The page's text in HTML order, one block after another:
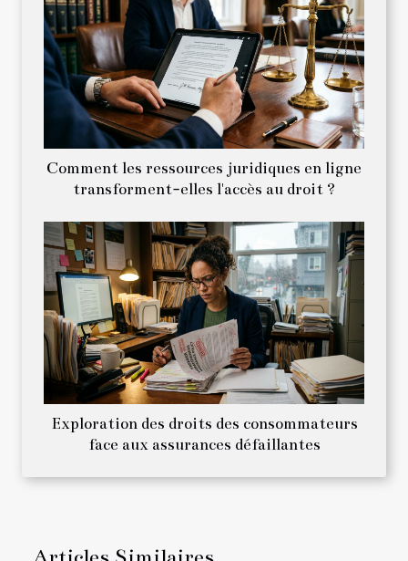
Comment les ressources juridiques en ligne
transforment-elles l'accès au droit ?
Exploration des droits des consommateurs
face aux assurances défaillantes